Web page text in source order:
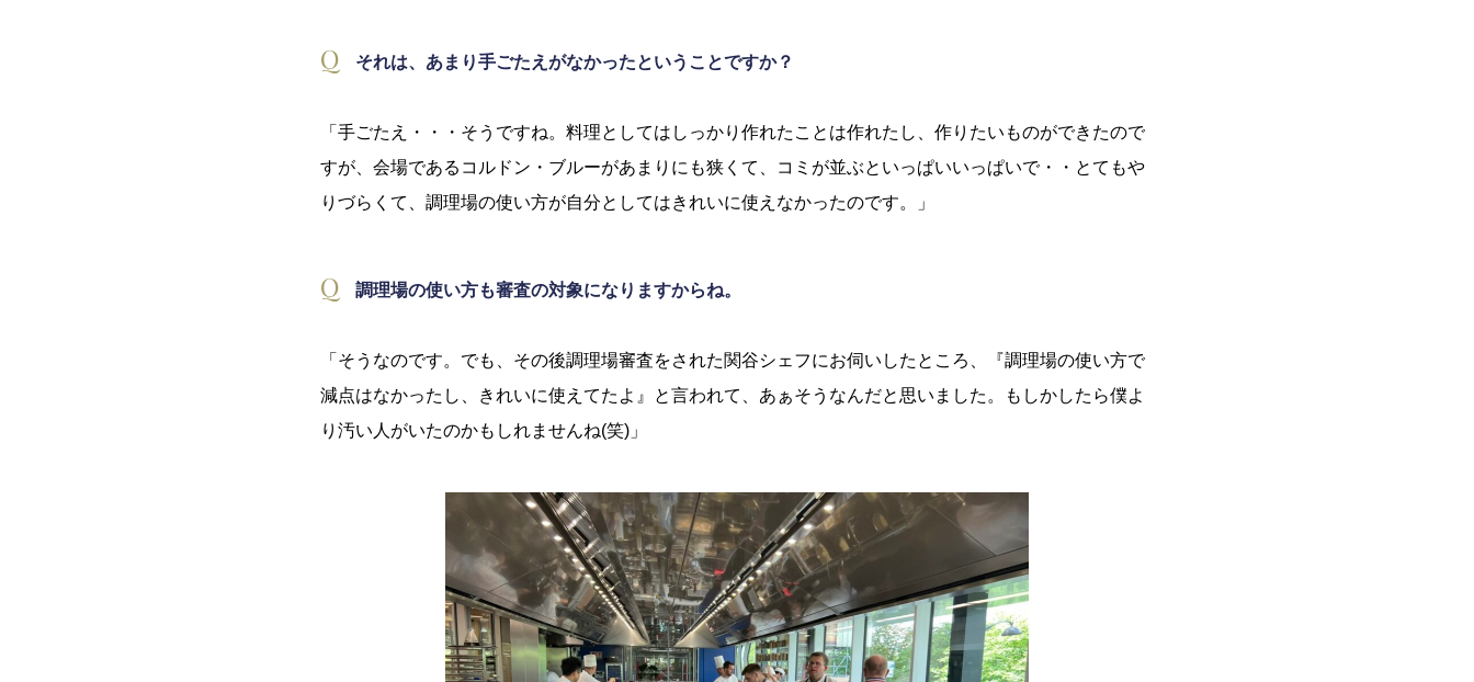
それは、あまり手ごたえがなかったということですか？
「手ごたえ・・・そうですね。料理としてはしっかり作れたことは作れたし、作りたいものができたので
すが、会場であるコルドン・ブルーがあまりにも狭くて、コミが並ぶといっぱいいっぱいで・・とてもや
りづらくて、調理場の使い方が自分としてはきれいに使えなかったのです。」
調理場の使い方も審査の対象になりますからね。
「そうなのです。でも、その後調理場審査をされた関谷シェフにお伺いしたところ、『調理場の使い方で
減点はなかったし、きれいに使えてたよ』と言われて、あぁそうなんだと思いました。もしかしたら僕よ
り汚い人がいたのかもしれませんね(笑)」